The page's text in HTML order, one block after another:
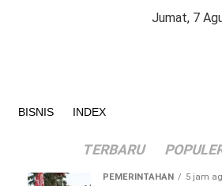
Jumat, 7
BISNIS INDEX
TERBARU
PEMERINTAHAN 5 jam